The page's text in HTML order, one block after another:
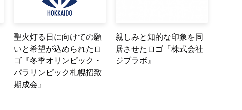
聖火灯る日に向けての願
いと希望が込められたロ
ゴ『冬季オリンピック・
パラリンピック札幌招致
期成会』
親しみと知的な印象を同
居させたロゴ『株式会社
ジブラボ』